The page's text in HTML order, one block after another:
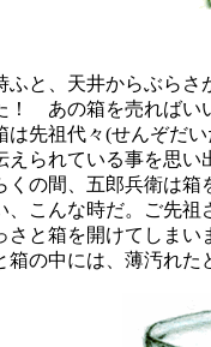
と、天井からぶらさ
！ あの箱を売ればい
先祖代々(せんぞだい
えられている事を思い
の間、五郎兵衛は箱
、こんな時だ。ご先祖
さと箱を開けてしまい
の中には、薄汚れた